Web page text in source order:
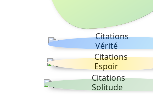
Citations
Vérité
Citations
Espoir
Citations
Solitude